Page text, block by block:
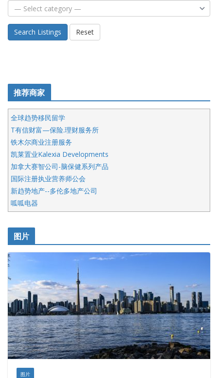
Search Listings Reset
推荐商家
全球趋势移民留学
T有信财富—保险.理财服务所
铁木尔商业注册服务
凯莱置业Kalexia Developments
加拿大赛智公司-脑保健系列产品
国际注册执业营养师公会
新趋势地产--多伦多地产公司
呱呱电器
皇后金融集团
铁木尔商业注册服务
图片
图片